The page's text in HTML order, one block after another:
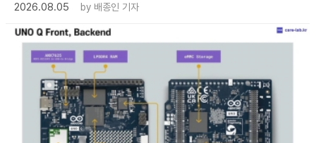
2026.08.05
by 배종인 기자